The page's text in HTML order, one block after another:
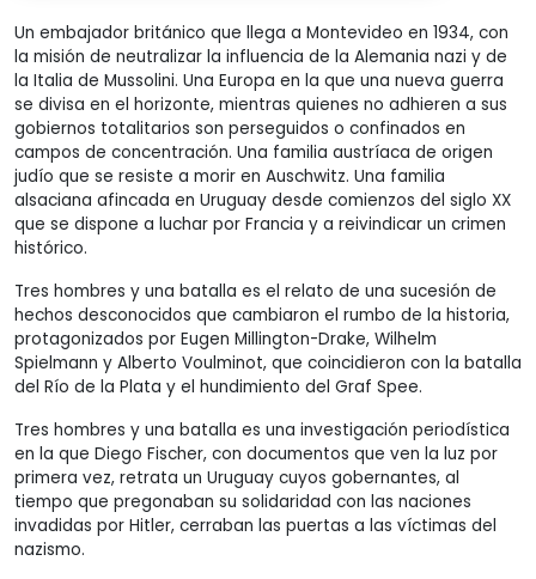
Un embajador británico que llega a Montevideo en 1934, con
la misión de neutralizar la influencia de la Alemania nazi y de
la Italia de Mussolini. Una Europa en la que una nueva guerra
se divisa en el horizonte, mientras quienes no adhieren a sus
gobiernos totalitarios son perseguidos o confinados en
campos de concentración. Una familia austríaca de origen
judío que se resiste a morir en Auschwitz. Una familia
alsaciana afincada en Uruguay desde comienzos del siglo XX
que se dispone a luchar por Francia y a reivindicar un crimen
histórico.
Tres hombres y una batalla es el relato de una sucesión de
hechos desconocidos que cambiaron el rumbo de la historia,
protagonizados por Eugen Millington-Drake, Wilhelm
Spielmann y Alberto Voulminot, que coincidieron con la batalla
del Río de la Plata y el hundimiento del Graf Spee.
Tres hombres y una batalla es una investigación periodística
en la que Diego Fischer, con documentos que ven la luz por
primera vez, retrata un Uruguay cuyos gobernantes, al
tiempo que pregonaban su solidaridad con las naciones
invadidas por Hitler, cerraban las puertas a las víctimas del
nazismo.